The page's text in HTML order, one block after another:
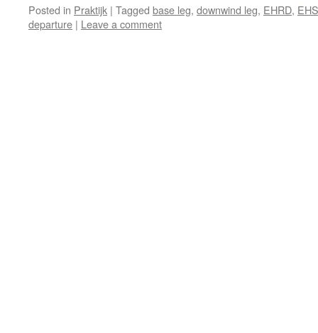
Posted in Praktijk | Tagged base leg, downwind leg, EHRD,
departure | Leave a comment